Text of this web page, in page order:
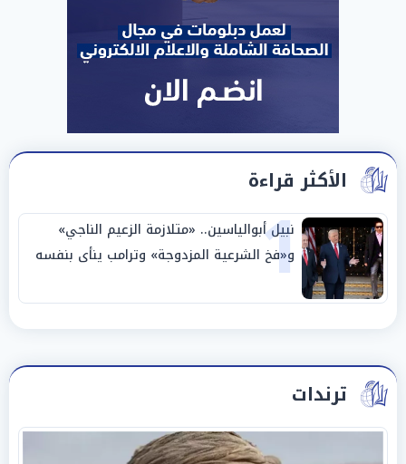
الأكثر قراءة
1
نبيل أبوالياسين.. «متلازمة الزعيم الناجي»
و«فخ الشرعية المزدوجة» وترامب ينأى بنفسه
وحليفه في «ميتم استراتيجي»
ترندات